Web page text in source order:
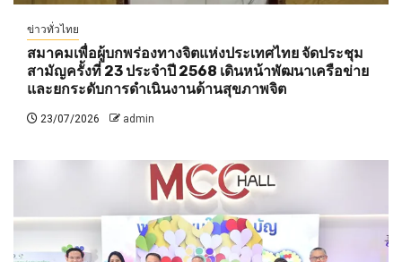
ข่าวทั่วไทย
สมาคมเพื่อผู้บกพร่องทางจิตแห่งประเทศไทย จัดประชุม
สามัญครั้งที่ 23 ประจำปี 2568 เดินหน้าพัฒนาเครือข่าย
และยกระดับการดำเนินงานด้านสุขภาพจิต
23/07/2026 admin